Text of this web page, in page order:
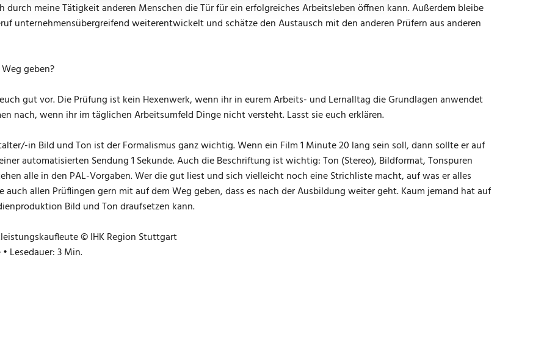
durch meine Tätigkeit anderen Menschen die Tür für ein erfolgreiches Arbeitsleben öffnen kann. Außerdem bleibe
unternehmensübergreifend weiterentwickelt und schätze den Austausch mit den anderen Prüfern aus anderen
geben?
gut vor. Die Prüfung ist kein Hexenwerk, wenn ihr in eurem Arbeits- und Lernalltag die Grundlagen anwendet
nach, wenn ihr im täglichen Arbeitsumfeld Dinge nicht versteht. Lasst sie euch erklären.
in Bild und Ton ist der Formalismus ganz wichtig. Wenn ein Film 1 Minute 20 lang sein soll, dann sollte er auf
automatisierten Sendung 1 Sekunde. Auch die Beschriftung ist wichtig: Ton (Stereo), Bildformat, Tonspuren
alle in den PAL-Vorgaben. Wer die gut liest und sich vielleicht noch eine Strichliste macht, auf was er alles
allen Prüflingen gern mit auf dem Weg geben, dass es nach der Ausbildung weiter geht. Kaum jemand hat auf
Bild und Ton draufsetzen kann.
© IHK Region Stuttgart
Lesedauer: 3 Min.